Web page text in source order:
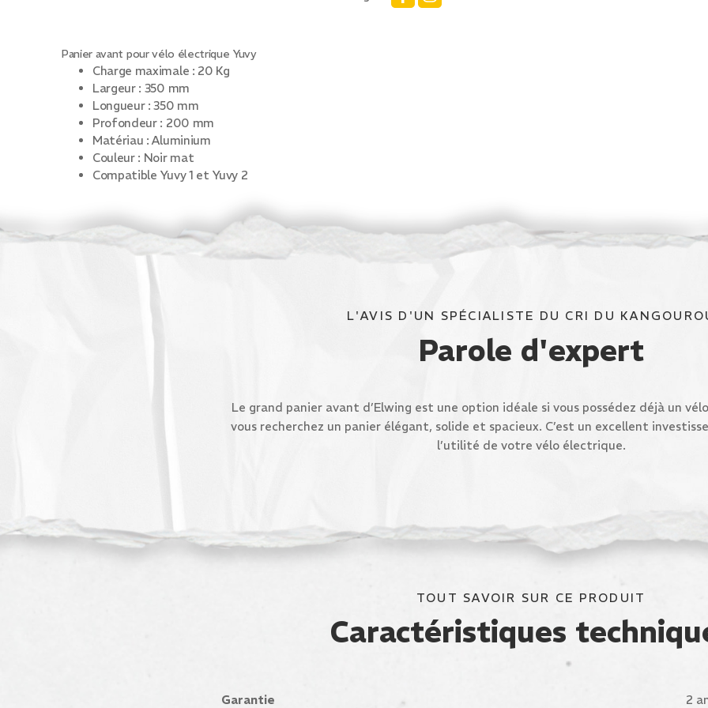
Panier avant pour vélo électrique Yuvy
Charge maximale : 20 Kg
Largeur : 350 mm
Longueur : 350 mm
Profondeur : 200 mm
Matériau : Aluminium
Couleur : Noir mat
Compatible Yuvy 1 et Yuvy 2
L'AVIS D'UN SPÉCIALISTE DU CRI DU
Parole d'expert
Le grand panier avant d’Elwing est une option idéale si vous possédez déjà un
vous recherchez un panier élégant, solide et spacieux. C’est un excellent
l’utilité de votre vélo électrique.
TOUT SAVOIR SUR CE PRODUIT
Caractéristiques
Garantie 2